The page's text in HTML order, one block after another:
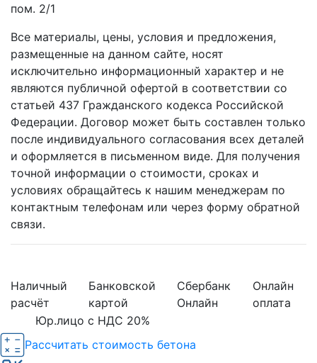
пом. 2/1
Все материалы, цены, условия и предложения,
размещенные на данном сайте, носят
исключительно информационный характер и не
являются публичной офертой в соответствии со
статьей 437 Гражданского кодекса Российской
Федерации. Договор может быть составлен только
после индивидуального согласования всех деталей
и оформляется в письменном виде. Для получения
точной информации о стоимости, сроках и
условиях обращайтесь к нашим менеджерам по
контактным телефонам или через форму обратной
связи.
Наличный
расчёт
Банковской
картой
Сбербанк
Онлайн
Онлайн
оплата
Юр.лицо с НДС 20%
Рассчитать стоимость бетона